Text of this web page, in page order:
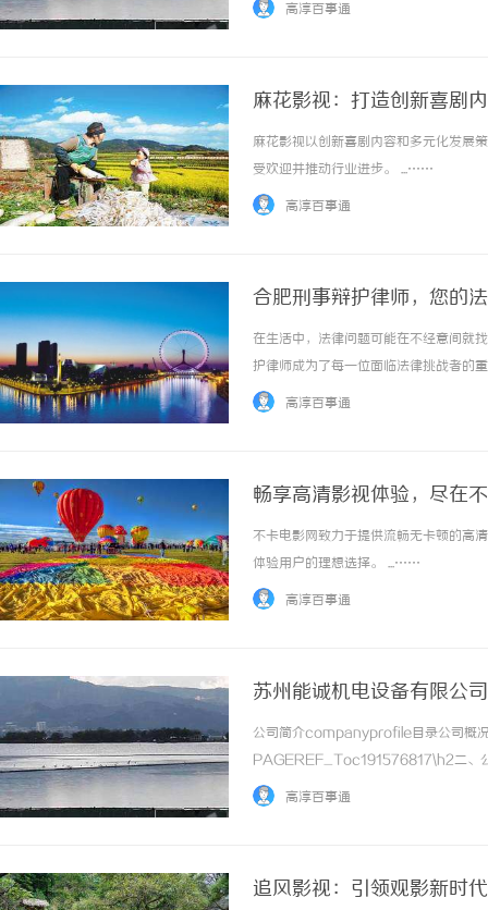
高淳百事通
麻花影视：打造创新喜剧
麻花影视以创新喜剧内容和多元化发展
受欢迎并推动行业进步。 ...……
高淳百事通
合肥刑事辩护律师，您的
在生活中，法律问题可能在不经意间就
护律师成为了每一位面临法律挑战者的
深入探讨合肥刑事辩护律师的职责、选
高淳百事通
畅享高清影视体验，尽在
不卡电影网致力于提供流畅无卡顿的高
体验用户的理想选择。 ...……
高淳百事通
苏州能诚机电设备有限公司
公司简介companyprofile目录公司概
PAGEREF_Toc191576817\h2二、
PAGEREF_Toc191576819\h3四、
高淳百事通
追风影视：引领观影新时